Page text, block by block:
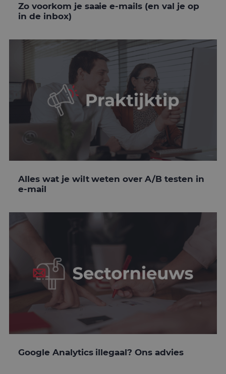
Zo voorkom je saaie e-mails (en val je op
in de inbox)
Alles wat je wilt weten over A/B testen in
e-mail
Google Analytics illegaal? Ons advies